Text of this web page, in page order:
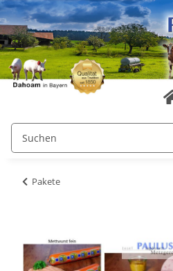
Pakete